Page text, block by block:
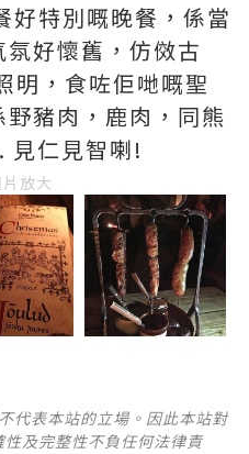
特別嘅晚餐，係當
好懷舊，仿傚古
明，食咗佢哋嘅聖
豬肉，鹿肉，同熊
見仁見智喇!
放大
代表本站的立場。因此本站對
及完整性不負任何法律責